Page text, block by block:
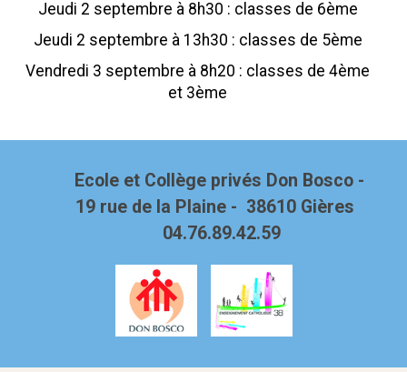
Jeudi 2 septembre à 8h30 : classes de 6ème
Jeudi 2 septembre à 13h30 : classes de 5ème
Vendredi 3 septembre à 8h20 : classes de 4ème
et 3ème
Ecole et Collège privés Don Bosco -
19 rue de la Plaine - 38610 Gières
04.76.89.42.59